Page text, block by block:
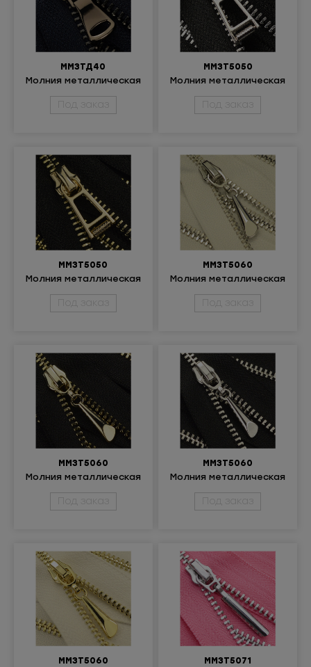
ММ3ТД40
Молния металлическая
неразъёмная 3Т
Под заказ
ММ3Т5050
Молния металлическая
неразъёмная 3Т
Под заказ
ММ3Т5050
Молния металлическая
разъёмная 3Т
Под заказ
ММ3Т5060
Молния металлическая
неразъёмная 3Т
Под заказ
ММ3Т5060
Молния металлическая
неразъёмная 3Т
Под заказ
ММ3Т5060
Молния металлическая
неразъёмная 3Т
Под заказ
ММ3Т5060 ММ3Т5071